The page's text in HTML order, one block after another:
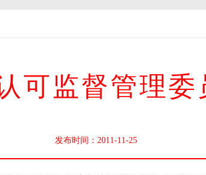
可监督管理委
发布时间：2011-11-25